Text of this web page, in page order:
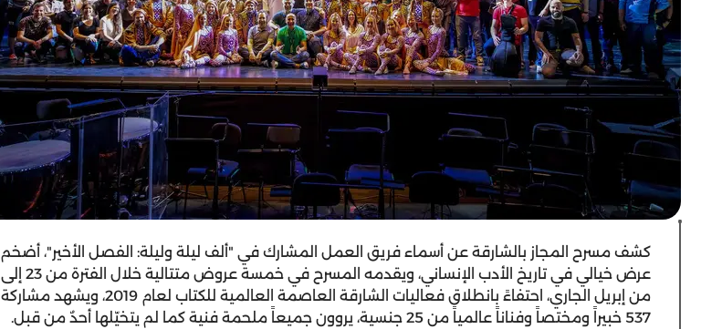
كشف مسرح المجاز بالشارقة عن أسماء فريق العمل المشارك في "ألف ليلة وليلة: الفصل الأخير"، أضخم
من إبريل الجاري، احتفاءً بانطلاق فعاليات الشارقة العاصمة العالمية للكتاب لعام 2019، ويشهد مشاركة
537 خبيراً ومختصاً وفناناً عالمياً من 25 جنسية، يروون جميعاً ملحمة فنية كما لم يتخيّلها أحدٌ من قبل.